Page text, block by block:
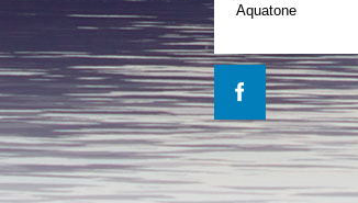
Aquatone